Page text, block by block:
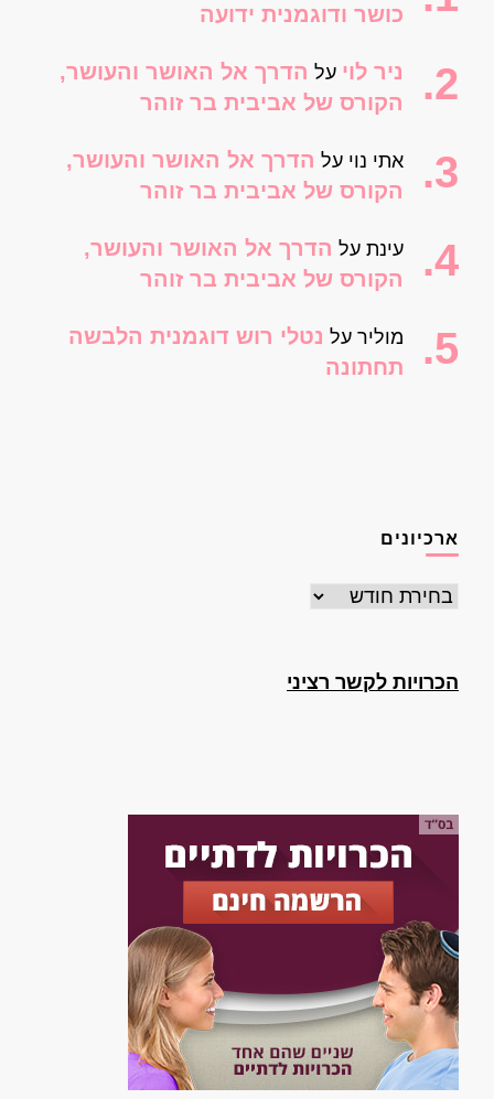
כושר ודוגמנית ידועה
ניר לוי על הדרך אל האושר והעושר,
הקורס של אביבית בר זוהר
אתי נוי על הדרך אל האושר והעושר,
הקורס של אביבית בר זוהר
עינת על הדרך אל האושר והעושר,
הקורס של אביבית בר זוהר
מוליר על נטלי רוש דוגמנית הלבשה
תחתונה
ארכיונים
ארכיונים
הכרויות לקשר רציני